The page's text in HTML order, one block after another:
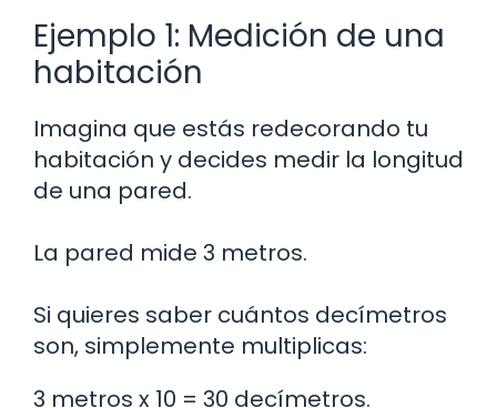
Ejemplo 1: Medición de una
habitación
Imagina que estás redecorando tu
habitación y decides medir la longitud
de una pared.
La pared mide 3 metros.
Si quieres saber cuántos decímetros
son, simplemente multiplicas:
3 metros x 10 = 30 decímetros.